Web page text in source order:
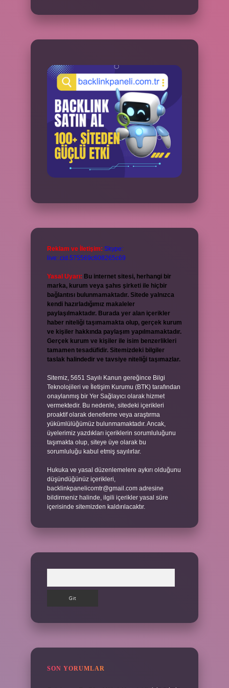
Reklam ve İletişim: Skype:
live:.cid.575569c608265c69
Yasal Uyarı: Bu internet sitesi, herhangi bir
marka, kurum veya şahıs şirketi ile hiçbir
bağlantısı bulunmamaktadır. Sitede yalnızca
kendi hazırladığımız makaleler
paylaşılmaktadır. Burada yer alan içerikler
haber niteliği taşımamakta olup, gerçek kurum
ve kişiler hakkında paylaşım yapılmamaktadır.
Gerçek kurum ve kişiler ile isim benzerlikleri
tamamen tesadüfidir. Sitemizdeki bilgiler
taslak halindedir ve tavsiye niteliği taşımazlar.
Sitemiz, 5651 Sayılı Kanun gereğince Bilgi
Teknolojileri ve İletişim Kurumu (BTK) tarafından
onaylanmış bir Yer Sağlayıcı olarak hizmet
vermektedir. Bu nedenle, sitedeki içerikleri
proaktif olarak denetleme veya araştırma
yükümlülüğümüz bulunmamaktadır. Ancak,
üyelerimiz yazdıkları içeriklerin sorumluluğunu
taşımakta olup, siteye üye olarak bu
sorumluluğu kabul etmiş sayılırlar.
Hukuka ve yasal düzenlemelere aykırı olduğunu
düşündüğünüz içerikleri,
backlinkpanelicomtr@gmail.com adresine
bildirmeniz halinde, ilgili içerikler yasal süre
içerisinde sitemizden kaldırılacaktır.
SON YORUMLAR